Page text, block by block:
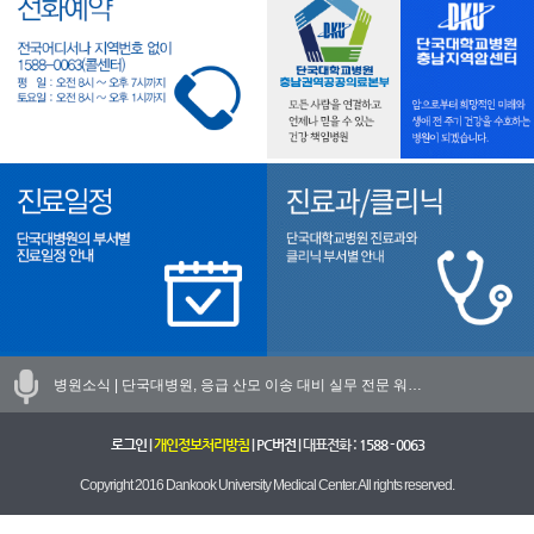
병원소식 | 단국대병원, 응급 산모 이송 대비 실무 전문 워…
로그인| 개인정보처리방침| PC버전| 대표전화 : 1588 - 0063
Copyright 2016 Dankook University Medical Center. All rights reserved.